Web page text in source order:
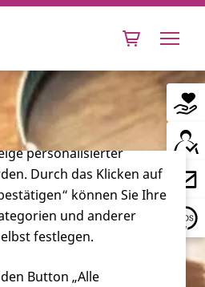
Cookies und
beinhaltet Cookies und
Betrieb der Webseite
die zu statistischen
Bedienbarkeit der
personalisierter
Durch das Klicken auf
können Sie Ihre
und anderer
festlegen.
Button „Alle